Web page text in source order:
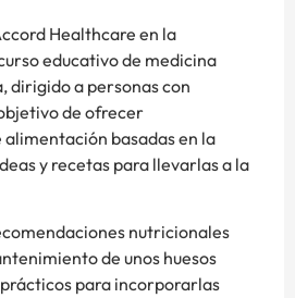
Healthcare en la
educativo de medicina
dirigido a personas con
de ofrecer
basadas en la
y recetas para llevarlas a la
nutricionales
de unos huesos
para incorporarlas